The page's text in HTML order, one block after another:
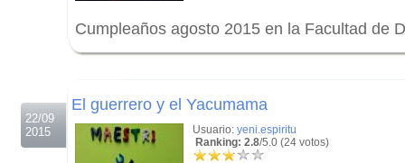
Cumpleaños agosto 2015 en la Facultad de
22/09
2015
El guerrero y el Yacumama
Usuario: yeni.espiritu
Ranking: 2.8/5.0 (24 votos)